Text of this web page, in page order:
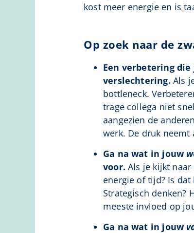
kost meer energie en is
Op zoek naar de
Een verbetering
verslechtering. Als
bottleneck.
trage collega niet
aangezien de
werk. De druk
Ga na wat in jouw
voor. Als je kijkt
energie of tijd? Is
Strategisch denken?
meeste invloed op
Ga na wat in jouw